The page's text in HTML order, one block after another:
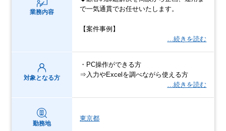
業務内容
で一気通貫でお任せいたします。
【案件事例】
…続きを読む
対象となる方
・PC操作ができる方
⇒入力やExcelを調べながら使える方
…続きを読む
勤務地
東京都